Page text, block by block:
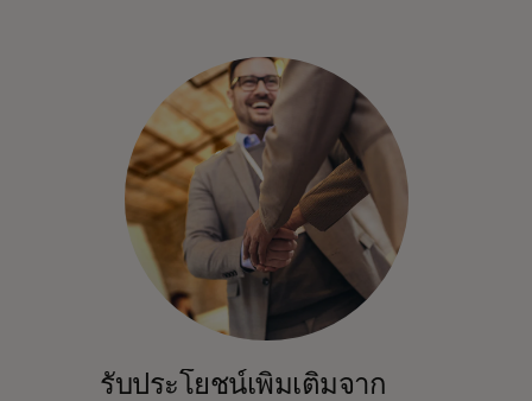
รับประโยชน์เพิ่มเติมจาก